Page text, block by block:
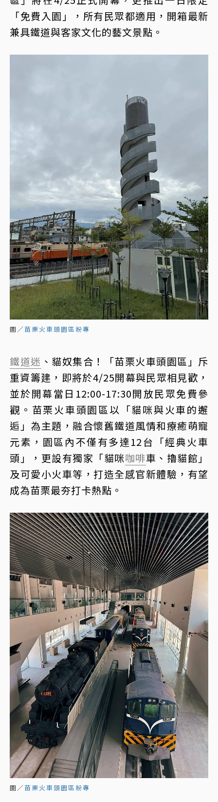
「免費入園」，所有民眾都適用，開箱最新
兼具鐵道與客家文化的藝文景點。
圖／苗栗火車頭園區粉專
鐵道迷 、貓奴集合！「苗栗火車頭園區」斥
重資籌建，即將於4/25開幕與民眾相見歡，
並於開幕當日12:00-17:30開放民眾免費參
觀。苗栗火車頭園區以「貓咪與火車的邂
逅」為主題，融合懷舊鐵道風情和療癒萌寵
元素，園區內不僅有多達12台「經典火車
頭」，更設有獨家「貓咪咖啡車、擼貓館」
及可愛小火車等，打造全感官新體驗，有望
成為苗栗最夯打卡熱點。
圖／苗栗火車頭園區粉專